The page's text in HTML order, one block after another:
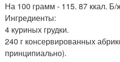
На 100 грамм - 115. 87 ккал. Б/
Ингредиенты:
4 куриных грудки.
240 г консервированных
принципиально).